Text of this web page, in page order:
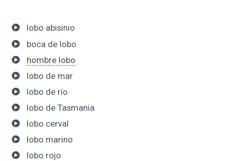
lobo abisinio
boca de lobo
hombre lobo
lobo de mar
lobo de río
lobo de Tasmania
lobo cerval
lobo marino
lobo rojo